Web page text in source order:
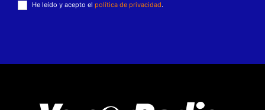
He leído y acepto el política de privacidad.